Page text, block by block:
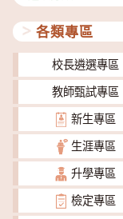
類
各類專區
校長遴選專區
教師甄試專區
新生專區
生涯專區
升學專區
檢定專區